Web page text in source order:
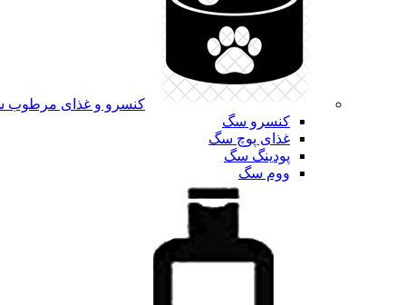
کنسرو و غذای
کنسرو سگ
غذای پوچ سگ
پودینگ سگ
ووم سگ